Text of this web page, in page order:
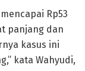
Rp53
panjang dan
kasus ini
kata Wahyudi,